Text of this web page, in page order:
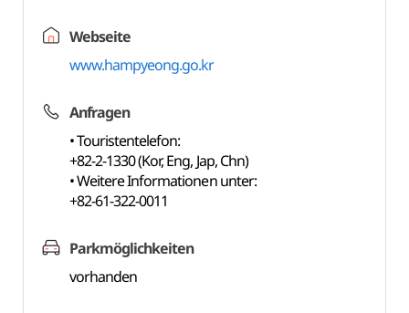
Webseite
www.hampyeong.go.kr
Anfragen
• Touristentelefon:
+82-2-1330 (Kor, Eng, Jap, Chn)
• Weitere Informationen unter:
+82-61-322-0011
Parkmöglichkeiten
vorhanden